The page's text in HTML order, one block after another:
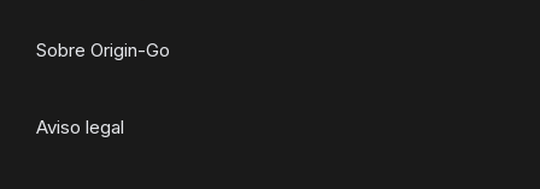
Sobre Origin-Go
Aviso legal